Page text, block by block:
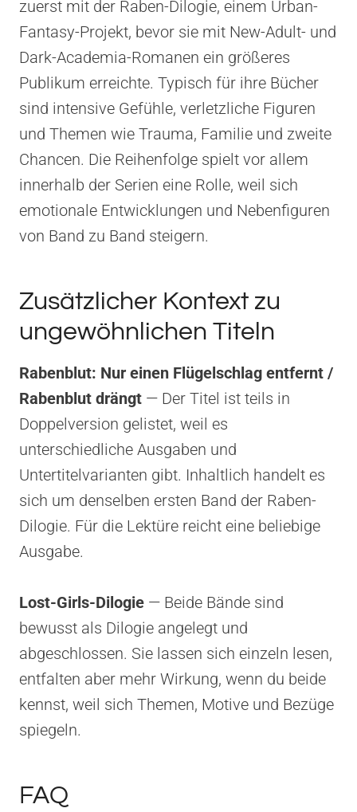
zuerst mit der Raben-Dilogie, einem Urban-
Fantasy-Projekt, bevor sie mit New-Adult- und
Dark-Academia-Romanen ein größeres
Publikum erreichte. Typisch für ihre Bücher
sind intensive Gefühle, verletzliche Figuren
und Themen wie Trauma, Familie und zweite
Chancen. Die Reihenfolge spielt vor allem
innerhalb der Serien eine Rolle, weil sich
emotionale Entwicklungen und Nebenfiguren
von Band zu Band steigern.
Zusätzlicher Kontext zu
ungewöhnlichen Titeln
Rabenblut: Nur einen Flügelschlag entfernt /
Rabenblut drängt — Der Titel ist teils in
Doppelversion gelistet, weil es
unterschiedliche Ausgaben und
Untertitelvarianten gibt. Inhaltlich handelt es
sich um denselben ersten Band der Raben-
Dilogie. Für die Lektüre reicht eine beliebige
Ausgabe.
Lost-Girls-Dilogie — Beide Bände sind
bewusst als Dilogie angelegt und
abgeschlossen. Sie lassen sich einzeln lesen,
entfalten aber mehr Wirkung, wenn du beide
kennst, weil sich Themen, Motive und Bezüge
spiegeln.
FAQ